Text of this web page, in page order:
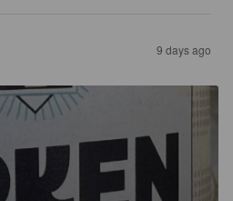
9 days ago